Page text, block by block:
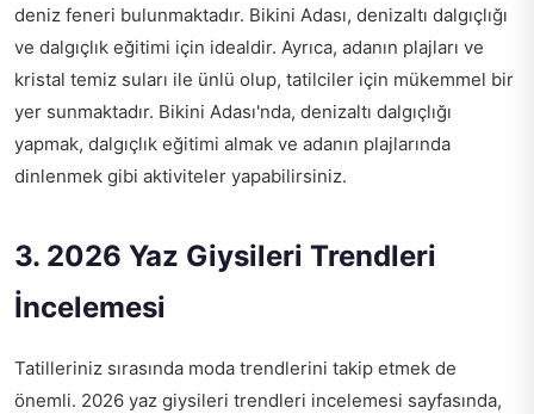
deniz feneri bulunmaktadır. Bikini Adası, denizaltı dalgıçlığı
ve dalgıçlık eğitimi için idealdir. Ayrıca, adanın plajları ve
kristal temiz suları ile ünlü olup, tatilciler için mükemmel bir
yer sunmaktadır. Bikini Adası'nda, denizaltı dalgıçlığı
yapmak, dalgıçlık eğitimi almak ve adanın plajlarında
dinlenmek gibi aktiviteler yapabilirsiniz.
3. 2026 Yaz Giysileri Trendleri
İncelemesi
Tatilleriniz sırasında moda trendlerini takip etmek de
önemli. 2026 yaz giysileri trendleri incelemesi sayfasında,